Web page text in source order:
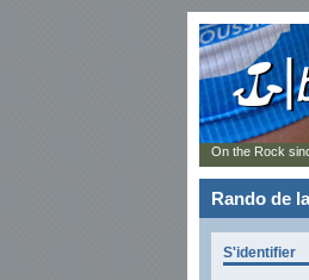
Rando de
S'identifier
On the Rock